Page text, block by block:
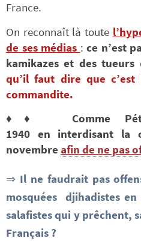
France.
On reconnaît là toute
de ses médias :ce n’est
kamikazes et des
qu’il faut dire que c’est
commandite.
♦♦ Comme
1940 en interdisant la
novembre afin de ne pas
⇒ Il ne faudrait pas
mosquées djihadistes
salafistes qui y prêchent,
Français ?